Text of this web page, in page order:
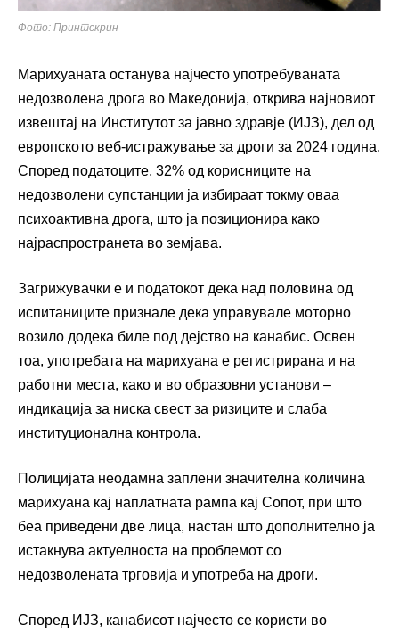
Фото: Принтскрин
Марихуаната останува најчесто употребуваната
недозволена дрога во Македонија, открива најновиот
извештај на Институтот за јавно здравје (ИЈЗ), дел од
европското веб-истражување за дроги за 2024 година.
Според податоците, 32% од корисниците на
недозволени супстанции ја избираат токму оваа
психоактивна дрога, што ја позиционира како
најраспространета во земјава.
Загрижувачки е и податокот дека над половина од
испитаниците признале дека управувале моторно
возило додека биле под дејство на канабис. Освен
тоа, употребата на марихуана е регистрирана и на
работни места, како и во образовни установи –
индикација за ниска свест за ризиците и слаба
институционална контрола.
Полицијата неодамна заплени значителна количина
марихуана кај наплатната рампа кај Сопот, при што
беа приведени две лица, настан што дополнително ја
истакнува актуелноста на проблемот со
недозволената трговија и употреба на дроги.
Според ИЈЗ, канабисот најчесто се користи во